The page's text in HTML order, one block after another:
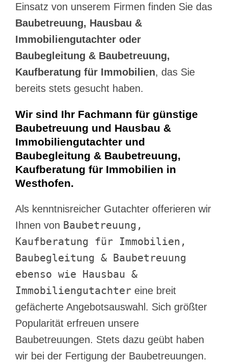
Einsatz von unserem Firmen finden Sie das
Baubetreuung, Hausbau &
Immobiliengutachter oder
Baubegleitung & Baubetreuung,
Kaufberatung für Immobilien, das Sie
bereits stets gesucht haben.
Wir sind Ihr Fachmann für günstige
Baubetreuung und Hausbau &
Immobiliengutachter und
Baubegleitung & Baubetreuung,
Kaufberatung für Immobilien in
Westhofen.
Als kenntnisreicher Gutachter offerieren wir
Ihnen von Baubetreuung,
Kaufberatung für Immobilien,
Baubegleitung & Baubetreuung
ebenso wie Hausbau &
Immobiliengutachter eine breit
gefächerte Angebotsauswahl. Sich größter
Popularität erfreuen unsere
Baubetreuungen. Stets dazu geübt haben
wir bei der Fertigung der Baubetreuungen.